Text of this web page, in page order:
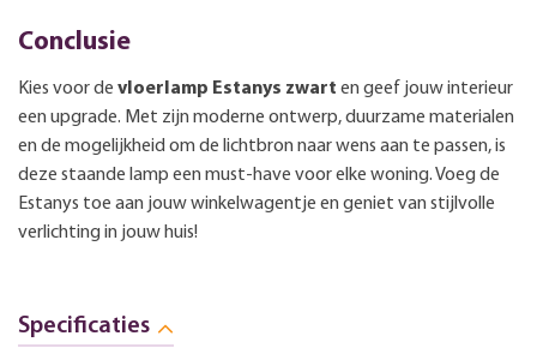
Conclusie
Kies voor de vloerlamp Estanys zwart en geef jouw interieur
een upgrade. Met zijn moderne ontwerp, duurzame materialen
en de mogelijkheid om de lichtbron naar wens aan te passen, is
deze staande lamp een must-have voor elke woning. Voeg de
Estanys toe aan jouw winkelwagentje en geniet van stijlvolle
verlichting in jouw huis!
Specificaties